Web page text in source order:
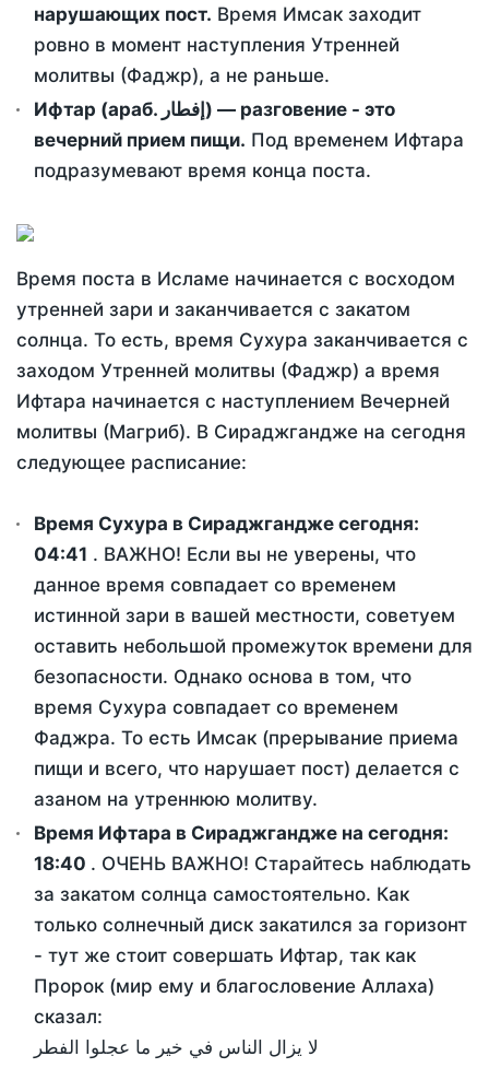
нарушающих пост. Время Имсак заходит
ровно в момент наступления Утренней
молитвы (Фаджр), а не раньше.
Ифтар (араб. إفطار) — разговение - это
вечерний прием пищи. Под временем Ифтара
подразумевают время конца поста.
Время поста в Исламе начинается с восходом
утренней зари и заканчивается с закатом
солнца. То есть, время Сухура заканчивается с
заходом Утренней молитвы (Фаджр) а время
Ифтара начинается с наступлением Вечерней
молитвы (Магриб). В Сираджгандже на сегодня
следующее расписание:
Время Сухура в Сираджгандже сегодня:
04:41 . ВАЖНО! Если вы не уверены, что
данное время совпадает со временем
истинной зари в вашей местности, советуем
оставить небольшой промежуток времени для
безопасности. Однако основа в том, что
время Сухура совпадает со временем
Фаджра. То есть Имсак (прерывание приема
пищи и всего, что нарушает пост) делается с
азаном на утреннюю молитву.
Время Ифтара в Сираджгандже на сегодня:
18:40 . ОЧЕНЬ ВАЖНО! Старайтесь наблюдать
за закатом солнца самостоятельно. Как
только солнечный диск закатился за горизонт
- тут же стоит совершать Ифтар, так как
Пророк (мир ему и благословение Аллаха)
сказал:
لا يزال الناس في خير ما عجلوا الفطر